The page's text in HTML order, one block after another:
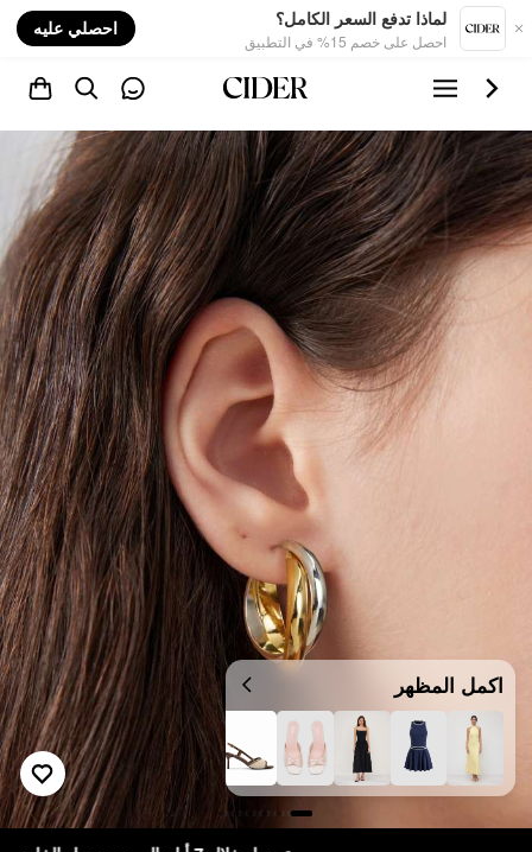
لماذا تدفع السعر الكامل؟
احصل على خصم 15% في التطبيق
احصلي عليه
اكمل المظهر